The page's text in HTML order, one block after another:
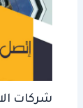
شركات